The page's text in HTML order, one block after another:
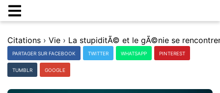
Citations › Vie ›
PARTAGER SUR FACEBOOK TWITTER WHATSAPP PINTEREST
TUMBLR GOOGLE